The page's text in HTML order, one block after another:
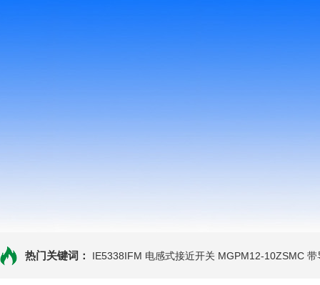
热门关键词： IE5338IFM 电感式接近开关 MGPM12-10ZSMC 带